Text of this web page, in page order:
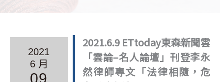
2021
6 月
09
2021.6.9 ETtoday東森新聞雲
「雲論–名人論壇」刊登李永
然律師專文「法律相隨，危